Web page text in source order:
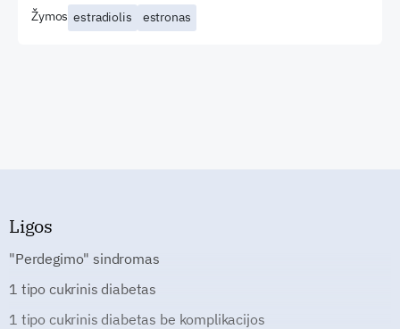
Žymos estradiolis estronas
Ligos
"Perdegimo" sindromas
1 tipo cukrinis diabetas
1 tipo cukrinis diabetas be komplikacijos